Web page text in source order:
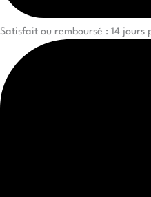
Satisfait ou remboursé : 14